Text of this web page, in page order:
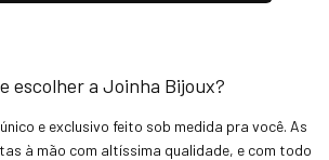
escolher a Joinha Bijoux?
e exclusivo feito sob medida pra você. As
à mão com altíssima qualidade, e com todo